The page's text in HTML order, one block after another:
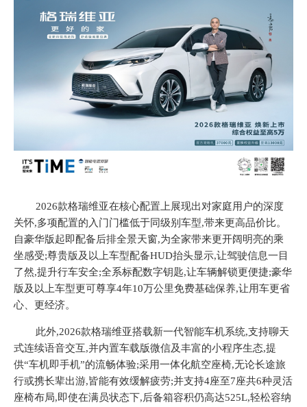
2026款格瑞维亚在核心配置上展现出对家庭用户的深度
关怀,多项配置的入门门槛低于同级别车型,带来更高品价比。
自豪华版起即配备后排全景天窗,为全家带来更开阔明亮的乘
坐感受;尊贵版及以上车型配备HUD抬头显示,让驾驶信息一目
了然,提升行车安全;全系标配数字钥匙,让车辆解锁更便捷;豪华
版及以上车型更可尊享4年10万公里免费基础保养,让用车更省
心、更经济。
此外,2026款格瑞维亚搭载新一代智能车机系统,支持聊天
式连续语音交互,并内置车载版微信及丰富的小程序生态,提
供“车机即手机”的流畅体验;采用一体化航空座椅,无论长途旅
行或携长辈出游,皆能有效缓解疲劳;并支持4座至7座共6种灵活
座椅布局,即使在满员状态下,后备箱容积仍高达525L,轻松容纳